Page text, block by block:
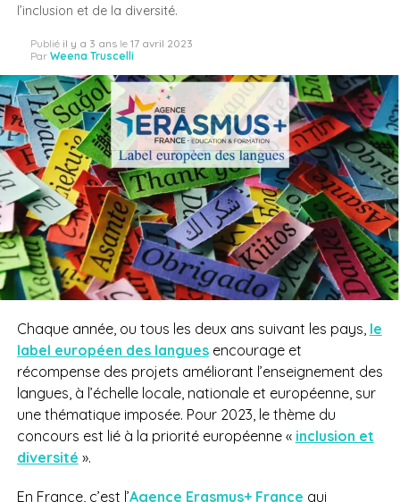
l’inclusion et de la diversité.
Publié il y a 3 ans le 17 avril 2023
Par Weena Truscelli
Chaque année, ou tous les deux ans suivant les pays, le
label européen des languesencourage et
récompense des projets améliorant l’enseignement des
langues, à l’échelle locale, nationale et européenne, sur
une thématique imposée. Pour 2023, le thème du
concours est lié à la priorité européenne « inclusion et
diversité ».
En France, c’est l’Agence Erasmus+ France qui